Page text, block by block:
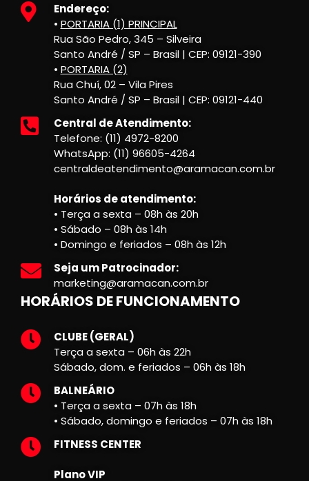
Endereço:
• PORTARIA (1) PRINCIPAL
Rua São Pedro, 345 – Silveira
Santo André / SP – Brasil | CEP: 09121-390
• PORTARIA (2)
Rua Chuí, 02 – Vila Pires
Santo André / SP – Brasil | CEP: 09121-440
Central de Atendimento:
Telefone: (11) 4972-8200
WhatsApp: (11) 96605-4264
centraldeatendimento@aramacan.com.br
Horários de atendimento:
• Terça a sexta – 08h às 20h
• Sábado – 08h às 14h
• Domingo e feriados – 08h às 12h
Seja um Patrocinador:
marketing@aramacan.com.br
HORÁRIOS DE FUNCIONAMENTO
CLUBE (GERAL)
Terça a sexta – 06h às 22h
Sábado, dom. e feriados – 06h às 18h
BALNEÁRIO
• Terça a sexta – 07h às 18h
• Sábado, domingo e feriados – 07h às 18h
FITNESS CENTER
Plano VIP